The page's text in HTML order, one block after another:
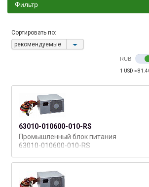
Фильтр
113.00
Сортировать по:
рекомендуемые
RUB
1 USD =
63010-010600-010-RS
Промышленный блок питания
63010-010600-010-RS